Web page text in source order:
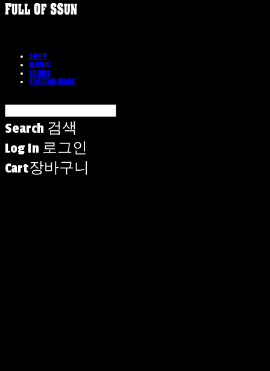
SHOP
MOVIE
LOOKS
CUSTOM MADE
Search 검색
Log In 로그인
Cart장바구니